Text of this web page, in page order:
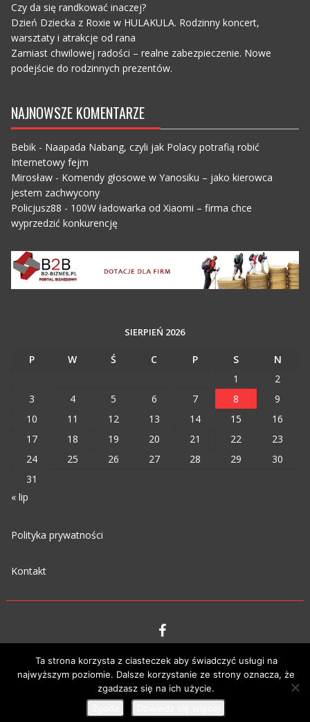
Czy da się randkować inaczej?
Dzień Dziecka z Roxie w HULAKULA. Rodzinny koncert,
warsztaty i atrakcje od rana
Zamiast chwilowej radości – realne zabezpieczenie. Nowe
podejście do rodzinnych prezentów.
NAJNOWSZE KOMENTARZE
Bebik- Naapada Nabang, czyli jak Polacy potrafią robić
Internetowy fejm
Mirosław- Komendy głosowe w Yanosiku – jako kierowca
jestem zachwycony
Policjusz88 - 100W ładowarka od Xiaomi – firma chce
wyprzedzić konkurencję
SIERPIEŃ 2026
P W Ś C P S
N
1
2
3
4 5 6 7 8
9
10
11 12 13 14 15
16
17
18 19 20 21 22
23
24
25 26 27 28 29
30
31
« lip
Polityka prywatności
Kontakt
VIPM © 2023
Ta strona korzysta z ciasteczek aby świadczyć usługi na
najwyższym poziomie. Dalsze korzystanie ze strony oznacza, że
zgadzasz się na ich użycie.